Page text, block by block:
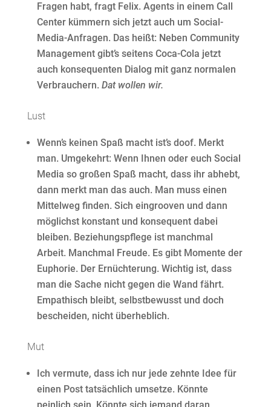
Fragen habt, fragt Felix. Agents in einem Call
Center kümmern sich jetzt auch um Social-
Media-Anfragen. Das heißt: Neben Community
Management gibt’s seitens Coca-Cola jetzt
auch konsequenten Dialog mit ganz normalen
Verbrauchern. Dat wollen wir.
Lust
Wenn’s keinen Spaß macht ist’s doof. Merkt
man. Umgekehrt: Wenn Ihnen oder euch Social
Media so großen Spaß macht, dass ihr abhebt,
dann merkt man das auch. Man muss einen
Mittelweg finden. Sich eingrooven und dann
möglichst konstant und konsequent dabei
bleiben. Beziehungspflege ist manchmal
Arbeit. Manchmal Freude. Es gibt Momente der
Euphorie. Der Ernüchterung. Wichtig ist, dass
man die Sache nicht gegen die Wand fährt.
Empathisch bleibt, selbstbewusst und doch
bescheiden, nicht überheblich.
Mut
Ich vermute, dass ich nur jede zehnte Idee für
einen Post tatsächlich umsetze. Könnte